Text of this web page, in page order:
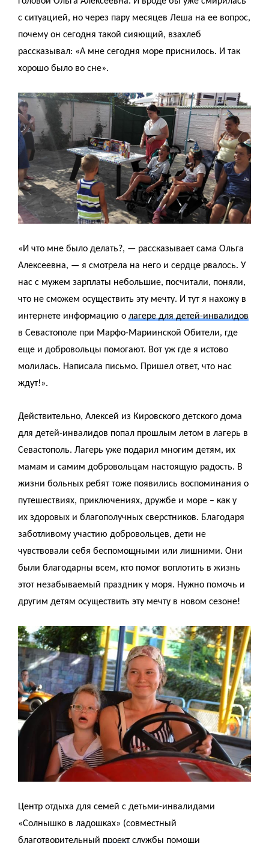
с ситуацией, но через пару месяцев Леша на ее вопрос,
почему он сегодня такой сияющий, взахлеб
рассказывал: «А мне сегодня море приснилось. И так
хорошо было во сне».
«И что мне было делать?, — рассказывает сама Ольга
Алексеевна, — я смотрела на него и сердце рвалось. У
нас с мужем зарплаты небольшие, посчитали, поняли,
что не сможем осуществить эту мечту. И тут я нахожу в
интернете информацию о лагере для детей-инвалидов
в Севастополе при Марфо-Мариинской Обители, где
еще и добровольцы помогают. Вот уж где я истово
молилась. Написала письмо. Пришел ответ, что нас
ждут!».
Действительно, Алексей из Кировского детского дома
для детей-инвалидов попал прошлым летом в лагерь в
Севастополь. Лагерь уже подарил многим детям, их
мамам и самим добровольцам настоящую радость. В
жизни больных ребят тоже появились воспоминания о
путешествиях, приключениях, дружбе и море – как у
их здоровых и благополучных сверстников. Благодаря
заботливому участию добровольцев, дети не
чувствовали себя беспомощными или лишними. Они
были благодарны всем, кто помог воплотить в жизнь
этот незабываемый праздник у моря. Нужно помочь и
другим детям осуществить эту мечту в новом сезоне!
Центр отдыха для семей с детьми-инвалидами
«Солнышко в ладошках» (совместный
благотворительный проект службы помощи